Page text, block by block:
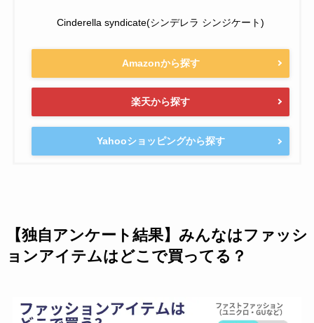
Cinderella syndicate(シンデレラ シンジケート)
Amazonから探す
楽天から探す
Yahooショッピングから探す
【独自アンケート結果】みんなはファッシ
ョンアイテムはどこで買ってる？